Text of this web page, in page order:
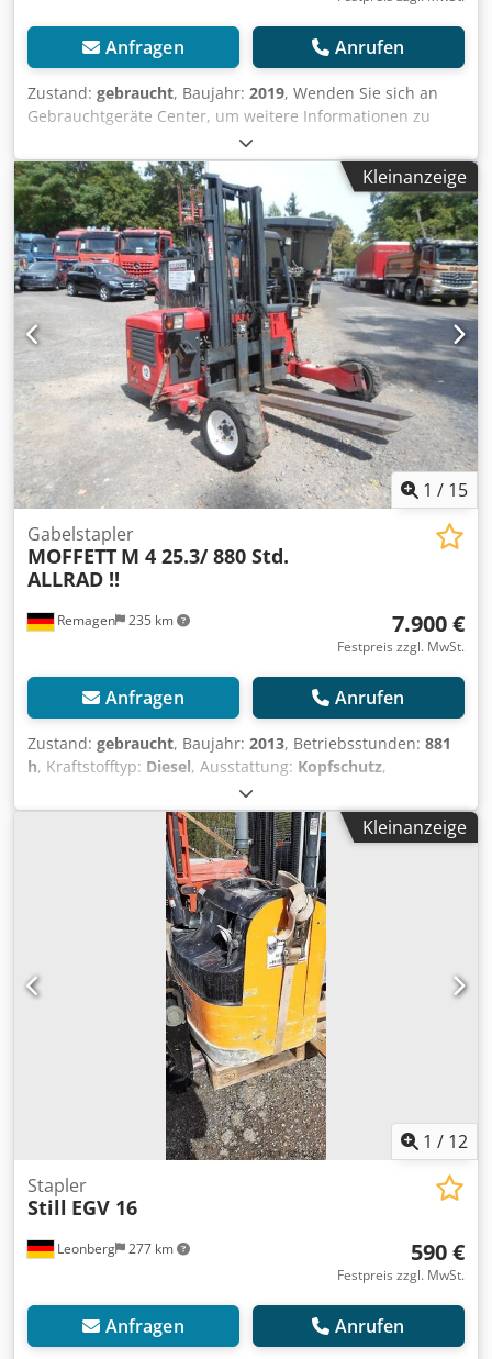
Anfragen Anrufen
Zustand: gebraucht, Baujahr: 2019, Wenden Sie sich an
Gebrauchtgeräte Center, um weitere Informationen zu
erhalten. Codpozfkmijfx Acbjrf DE01
Kleinanzeige
1 / 15
Remagen 235 km
Gabelstapler
MOFFETT M 4 25.3/ 880 Std.
ALLRAD !!
7.900 €
Festpreis zzgl. MwSt.
Anfragen Anrufen
Zustand: gebraucht, Baujahr: 2013, Betriebsstunden: 881
h, Kraftstofftyp: Diesel, Ausstattung: Kopfschutz,
MITNAHMESTAPLER Crjdpfxezrqwzs Acbsf Tragkraft 2500
KG Diesel Schutzdach ALLRAD beleuchtung 1 Besitzer
Schubgabeln usw....
Kleinanzeige
1 / 12
Leonberg 277 km
Stapler
Still EGV 16
590 €
Festpreis zzgl. MwSt.
Anfragen Anrufen